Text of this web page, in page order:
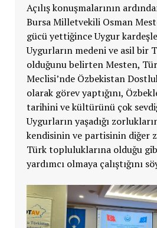
Açılış konuşmalarının
Bursa Milletvekili Osman
gücü yettiğince Uygur
Uygurların medeni ve asil bir
olduğunu belirten Mesten,
Meclisi’nde Özbekistan
olarak görev yaptığını,
tarihini ve kültürünü çok
Uygurların yaşadığı
kendisinin ve partisinin diğer
Türk topluluklarına olduğu
yardımcı olmaya çalıştığını